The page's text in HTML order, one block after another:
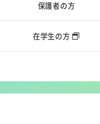
保護者の方
在学生の方